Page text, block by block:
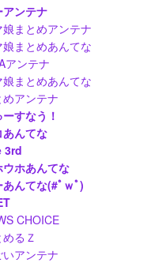
アンテナ
娘まとめアンテナ
娘まとめあんてな
アンテナ
娘まとめあんてな
めアンテナ
すなう！
あんてな
3rd
ウホあんてな
んてな(#ﾟｗﾟ)
CHOICE
るＺ
いアンテナ